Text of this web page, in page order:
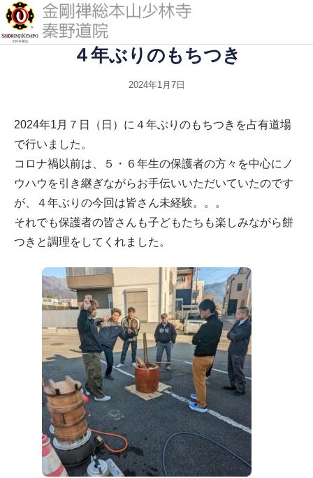
道院について
少林寺拳法とは
修練案内
活動予定
入門案内
ブログ
４年ぶりのもちつき
2024年1月7日
2024年1月７日（日）に４年ぶりのもちつきを占有道場
で行いました。
コロナ禍以前は、５・６年生の保護者の方々を中心にノ
ウハウを引き継ぎながらお手伝いいただいていたのです
が、４年ぶりの今回は皆さん未経験。。。
それでも保護者の皆さんも子どもたちも楽しみながら餅
つきと調理をしてくれました。